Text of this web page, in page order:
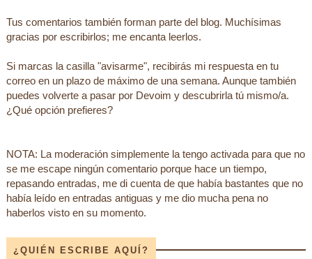
Tus comentarios también forman parte del blog. Muchísimas
gracias por escribirlos; me encanta leerlos.
Si marcas la casilla "avisarme", recibirás mi respuesta en tu
correo en un plazo de máximo de una semana. Aunque también
puedes volverte a pasar por Devoim y descubrirla tú mismo/a.
¿Qué opción prefieres?
NOTA: La moderación simplemente la tengo activada para que no
se me escape ningún comentario porque hace un tiempo,
repasando entradas, me di cuenta de que había bastantes que no
había leído en entradas antiguas y me dio mucha pena no
haberlos visto en su momento.
¿QUIÉN ESCRIBE AQUÍ?